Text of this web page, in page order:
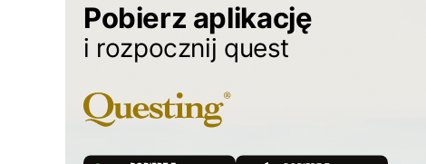
Pobierz aplikację
i rozpocznij quest